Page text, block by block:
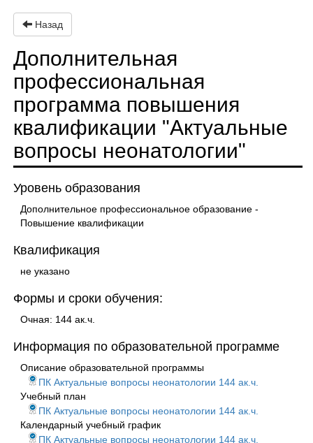
Назад
Дополнительная
профессиональная
программа повышения
квалификации "Актуальные
вопросы неонатологии"
Уровень образования
Дополнительное профессиональное образование -
Повышение квалификации
Квалификация
не указано
Формы и сроки обучения:
Очная: 144 ак.ч.
Информация по образовательной программе
Описание образовательной программы
ПК Актуальные вопросы неонатологии 144 ак.ч.
Учебный план
ПК Актуальные вопросы неонатологии 144 ак.ч.
Календарный учебный график
ПК Актуальные вопросы неонатологии 144 ак.ч.